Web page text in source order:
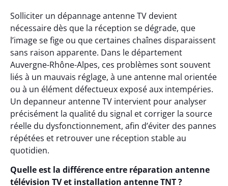
Solliciter un dépannage antenne TV devient
nécessaire dès que la réception se dégrade, que
l’image se fige ou que certaines chaînes disparaissent
sans raison apparente. Dans le département
Auvergne-Rhône-Alpes, ces problèmes sont souvent
liés à un mauvais réglage, à une antenne mal orientée
ou à un élément défectueux exposé aux intempéries.
Un depanneur antenne TV intervient pour analyser
précisément la qualité du signal et corriger la source
réelle du dysfonctionnement, afin d’éviter des pannes
répétées et retrouver une réception stable au
quotidien.
Quelle est la différence entre réparation antenne
télévision TV et installation antenne TNT ?